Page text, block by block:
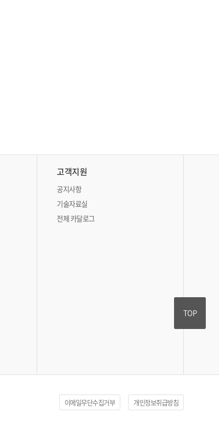
고객지원
공지사항
기술자료실
전체 카달로그
TOP
이메일무단수집거부 개인정보취급방침